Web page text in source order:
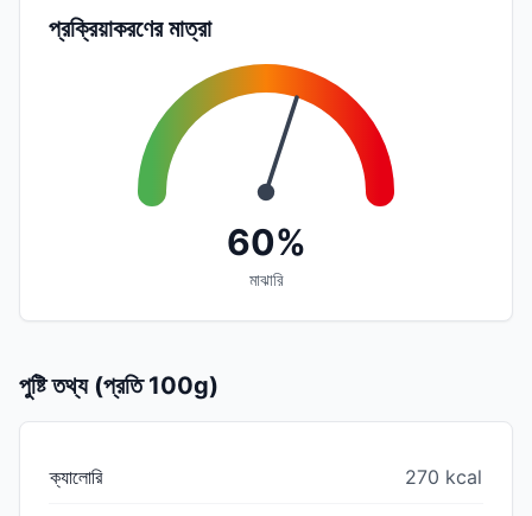
প্রক্রিয়াকরণের মাত্রা
60%
মাঝারি
পুষ্টি তথ্য (প্রতি 100g)
ক্যালোরি 270 kcal